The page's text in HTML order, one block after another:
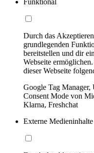
Durch das
grundlegenden
bereitstellen und dir
Webseite
dieser Webseite
Google Tag
Consent Mode von
Klarna, Freshchat
Externe Medieninhalte